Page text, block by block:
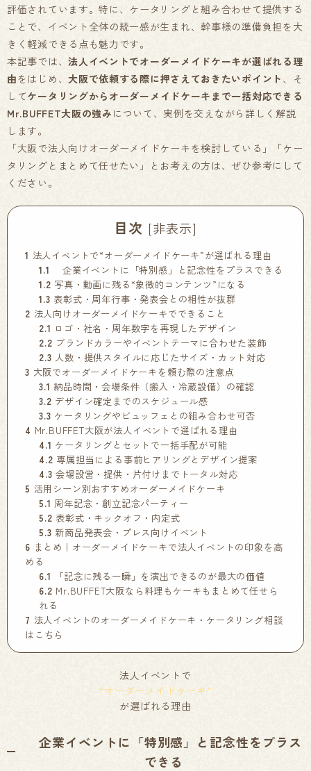
評価されています。特に、ケータリングと組み合わせて提供する
ことで、イベント全体の統一感が生まれ、幹事様の準備負担を大
きく軽減できる点も魅力です。
本記事では、法人イベントでオーダーメイドケーキが選ばれる理
由をはじめ、大阪で依頼する際に押さえておきたいポイント 、そ
してケータリングからオーダーメイドケーキまで一括対応できる
Mr.BUFFET大阪の強み について、実例を交えながら詳しく解説
します。
「大阪で法人向けオーダーメイドケーキを検討している」「ケー
タリングとまとめて任せたい」とお考えの方は、ぜひ参考にして
ください。
目次 [非表示]
1 法人イベントで“オーダーメイドケーキ”が選ばれる理由
1.1 企業イベントに「特別感」と記念性をプラスできる
1.2 写真・動画に残る“象徴的コンテンツ”になる
1.3 表彰式・周年行事・発表会との相性が抜群
2 法人向けオーダーメイドケーキでできること
2.1 ロゴ・社名・周年数字を再現したデザイン
2.2 ブランドカラーやイベントテーマに合わせた装飾
2.3 人数・提供スタイルに応じたサイズ・カット対応
3 大阪でオーダーメイドケーキを頼む際の注意点
3.1 納品時間・会場条件（搬入・冷蔵設備）の確認
3.2 デザイン確定までのスケジュール感
3.3 ケータリングやビュッフェとの組み合わせ可否
4 Mr.BUFFET大阪が法人イベントで選ばれる理由
4.1 ケータリングとセットで一括手配が可能
4.2 専属担当による事前ヒアリングとデザイン提案
4.3 会場設営・提供・片付けまでトータル対応
5 活用シーン別おすすめオーダーメイドケーキ
5.1 周年記念・創立記念パーティー
5.2 表彰式・キックオフ・内定式
5.3 新商品発表会・プレス向けイベント
6 まとめ｜オーダーメイドケーキで法人イベントの印象を高
める
6.1 「記念に残る一瞬」を演出できるのが最大の価値
6.2 Mr.BUFFET大阪なら料理もケーキもまとめて任せら
れる
7 法人イベントのオーダーメイドケーキ・ケータリング相談
はこちら
法人イベントで
“オーダーメイドケーキ”
が選ばれる理由
企業イベントに「特別感」と記念性をプラス
できる